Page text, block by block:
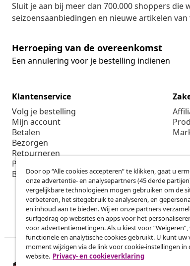
Sluit je aan bij meer dan 700.000 shoppers die
seizoensaanbiedingen en nieuwe artikelen van
Herroeping van de overeenkomst
Een annulering voor je bestelling indienen
Klantenservice
Volg je bestelling
Mijn account
Betalen
Bezorgen
Retourneren
Productinformatie
Bestellen
Door op “Alle cookies accepteren” te klikken, gaat u
onze advertentie- en analysepartners (45 derde
vergelijkbare technologieën mogen gebruiken om de
verbeteren, het sitegebruik te analyseren, en
en inhoud aan te bieden. Wij en onze partners
surfgedrag op websites en apps voor het
voor advertentiemetingen. Als u kiest voor
functionele en analytische cookies gebruikt. U kunt uw
moment wijzigen via de link voor cookie-instellingen in
website. Privacy- en cookieverklaring